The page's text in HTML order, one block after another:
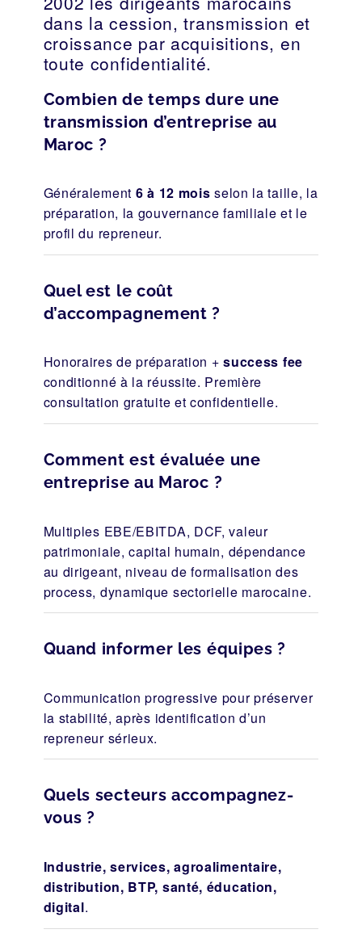
dans la cession, transmission et
croissance par acquisitions, en
toute confidentialité.
Combien de temps dure une
transmission d’entreprise au
Maroc ?
Généralement 6 à 12 mois selon la taille, la
préparation, la gouvernance familiale et le
profil du repreneur.
Quel est le coût
d’accompagnement ?
Honoraires de préparation +success fee
conditionné à la réussite. Première
consultation gratuite et confidentielle.
Comment est évaluée une
entreprise au Maroc ?
Multiples EBE/EBITDA, DCF, valeur
patrimoniale, capital humain, dépendance
au dirigeant, niveau de formalisation des
process, dynamique sectorielle marocaine.
Quand informer les équipes ?
Communication progressive pour préserver
la stabilité, après identification d’un
repreneur sérieux.
Quels secteurs accompagnez-
vous ?
Industrie, services, agroalimentaire,
distribution, BTP, santé, éducation,
digital.